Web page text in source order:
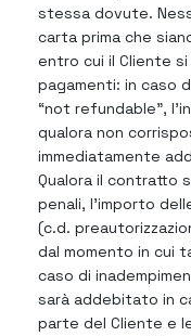
stessa dovute.
carta prima che
entro cui il Cliente
pagamenti: in caso
“not refundable”,
qualora non
immediatamente
Qualora il contratto
penali, l’importo
(c.d.
dal momento in cui
caso di
sarà addebitato in
parte del Cliente e